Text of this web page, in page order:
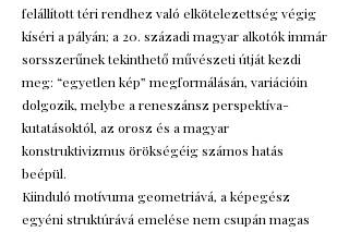
felállított téri rendhez való elkötelezettség végig
kíséri a pályán; a 20. századi magyar alkotók immár
sorsszerűnek tekinthető művészeti útját kezdi
meg: “egyetlen kép” megformálásán, variációin
dolgozik, melybe a reneszánsz perspektíva-
kutatásoktól, az orosz és a magyar
konstruktivizmus örökségéig számos hatás
beépül.
Kiinduló motívuma geometriává, a képegész
egyéni struktúrává emelése nem csupán magas